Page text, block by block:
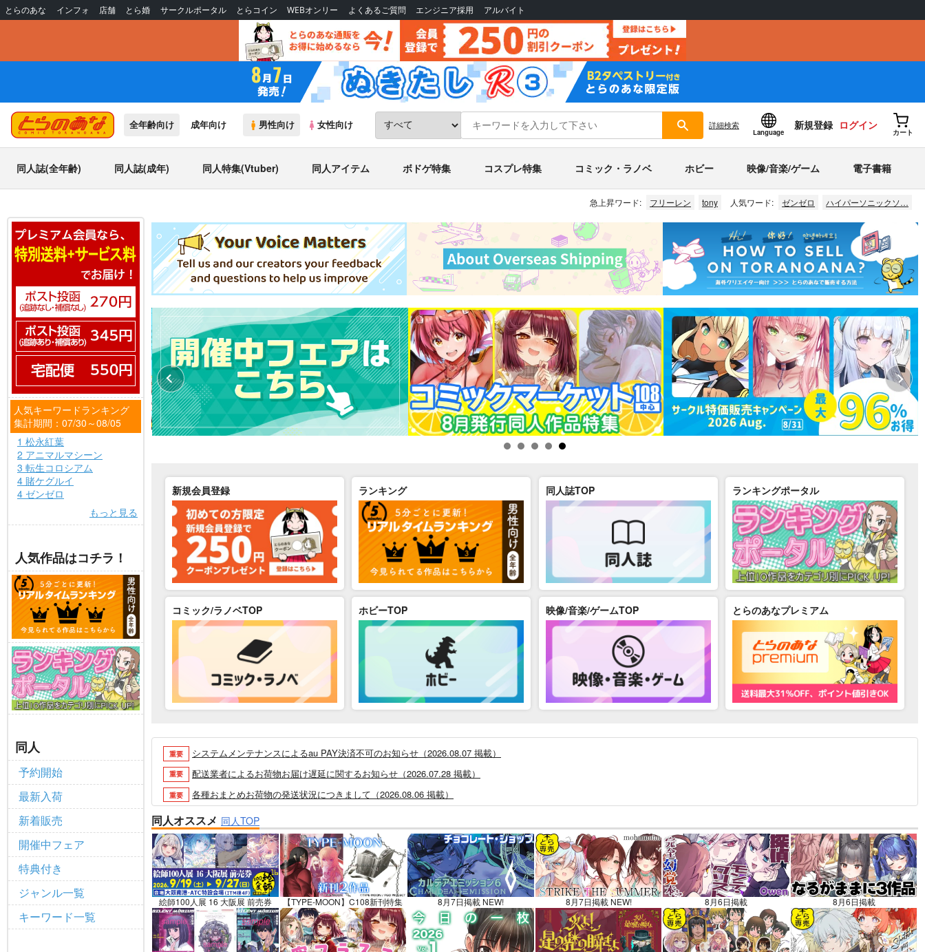
とらのあな インフォ 店舗 とら婚 サークルポータル とらコイン WEBオンリー よくあるご質問 エンジニア採用 アルバイト
全年齢向け 成年向け 男性向け 女性向け 詳細検索
Language
新規登録 ログイン
カート
同人誌(全年齢) 同人誌(成年) 同人特集(Vtuber) 同人アイテム ボドゲ特集 コスプレ特集 コミック・ラノベ ホビー 映像/音楽/ゲーム 電子書籍
急上昇ワード: フリーレン tony 人気ワード: ゼンゼロ ハイパーソニックソ…
人気キーワードランキング
集計期間：07/30～08/05
1 松永紅葉
2 アニマルマシーン
3 転生コロシアム
4 賭ケグルイ
4 ゼンゼロ
もっと見る
人気作品はコチラ！
同人
予約開始
最新入荷
新着販売
開催中フェア
特典付き
ジャンル一覧
キーワード一覧
新規会員登録 ランキング 同人誌TOP ランキングポータル
コミック/ラノベTOP ホビーTOP 映像/音楽/ゲームTOP とらのあなプレミアム
重要 システムメンテナンスによるau PAY決済不可のお知らせ（2026.08.07 掲載）
重要 配送業者によるお荷物お届け遅延に関するお知らせ（2026.07.28 掲載）
重要 各種おまとめお荷物の発送状況につきまして（2026.08.06 掲載）
重要 【2026/5/7より】再販投票システム・アップデートのお知らせ（2026.05.07 掲載）
重要 【2026/4/1より】とらのあなプレミアム、新支払い方法＆新プラン導入のお知らせ（2026.03.09 掲載）
重要 おまとめサイクル「定期便(月2)」一般会員様の利用再開のお知らせ（2026.02.05 掲載）
重要 「とらのあな×駿河屋日本橋乙女同人誌館」通販店頭受取サービス開始のお知らせ（2026.01.05 更新｜2025.12.30 掲載）
重要 【2025/12/1より】「通販ポイント⇒とらコイン変換キャンペーン」終了のお知らせ（2025.11.21 掲載）
重要 個人情報保護方針の改定について（2025.09.19 更新｜2025.08.01 掲載）
重要 ポイント付与・管理体制改定のお知らせ（2024.11.20 掲載）
同人オススメ 同人TOP
絵師100人展 16 大阪展 前売券 【TYPE-MOON】C108新刊特集 8月7日掲載 NEW! 8月7日掲載 NEW! 8月6日掲載 8月6日掲載